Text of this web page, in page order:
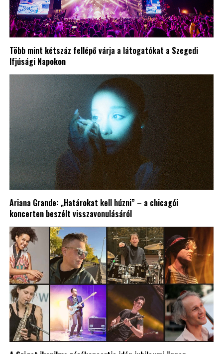
Több mint kétszáz fellépő várja a látogatókat a Szegedi
Ifjúsági Napokon
Ariana Grande: „Határokat kell húzni” – a chicagói
koncerten beszélt visszavonulásáról